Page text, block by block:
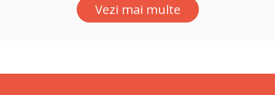
Vezi mai multe